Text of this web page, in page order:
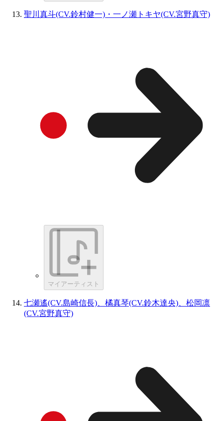
聖川真斗(CV.鈴村健一)・一ノ瀬トキヤ(CV.宮野真守)
マイアーティスト
七瀬遙(CV.島崎信長)、橘真琴(CV.鈴木達央)、松岡凛
(CV.宮野真守)